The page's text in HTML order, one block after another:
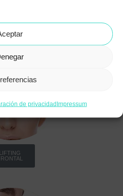
de privacidadImpressum
FACIAL
LIFTING